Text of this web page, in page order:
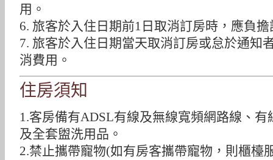
用。
6. 旅客於入住日期前1日取消訂房時，應負
7. 旅客於入住日期當天取消訂房或怠於通知
消費用。
住房須知
1.客房備有ADSL有線及無線寬頻網路線、
及全套盥洗用品。
2.禁止攜帶寵物(如有房客攜帶寵物，則櫃檯